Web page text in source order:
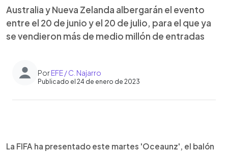
Australia y Nueva Zelanda albergarán el evento
entre el 20 de junio y el 20 de julio, para el que ya
se vendieron más de medio millón de entradas
PorEFE / C. Najarro
Publicado el 24 de enero de 2023
► Escuchar artículo
La FIFA ha presentado este martes 'Oceaunz', el balón